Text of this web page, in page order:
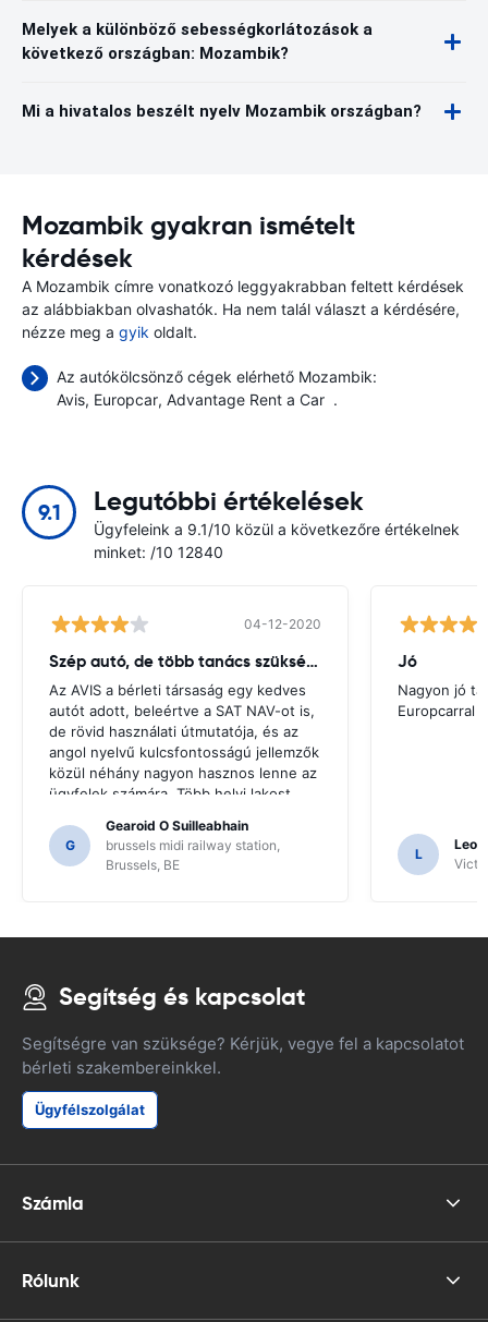
Melyek a különböző sebességkorlátozások a
következő országban: Mozambik?
Mi a hivatalos beszélt nyelv Mozambik országban?
Mozambik gyakran ismételt
kérdések
A Mozambik címre vonatkozó leggyakrabban feltett kérdések
az alábbiakban olvashatók. Ha nem talál választ a kérdésére,
nézze meg a gyik oldalt.
Az autókölcsönző cégek elérhető Mozambik:
Avis Europcar Advantage Rent a Car .
9.1 Legutóbbi értékelések
Ügyfeleink a 9.1/10 közül a következőre értékelnek
minket: /10 12840
04-12-2020
Szép autó, de több tanács szükséges
Az AVIS a bérleti társaság egy kedves
autót adott, beleértve a SAT NAV-ot is,
de rövid használati útmutatója, és az
angol nyelvű kulcsfontosságú jellemzők
közül néhány nagyon hasznos lenne az
ügyfelek számára. Több helyi lakost
erre a következtetésre jutottunk a SAT
NAV funkcióinak.
G
Gearoid O Suilleabhain
brussels midi railway station,
Brussels, BE
Jó
Nagyon jó
Europcarral
L
Segítség és kapcsolat
Segítségre van szüksége? Kérjük, vegye fel a kapcsolatot
bérleti szakembereinkkel.
Ügyfélszolgálat
Számla
Rólunk